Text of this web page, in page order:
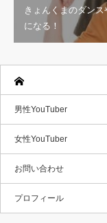
きょんくまのダン
になる！
男性YouTuber
女性YouTuber
お問い合わせ
プロフィール